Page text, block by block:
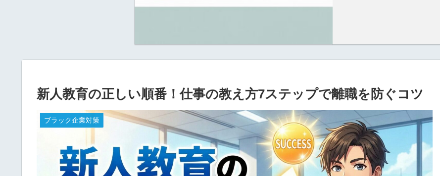
新人教育の正しい順番！仕事の教え方7ステップで離職を防ぐコツ
ブラック企業対策